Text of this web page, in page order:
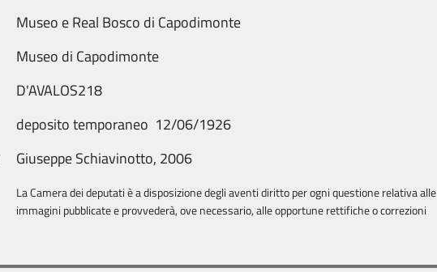
Museo e Real Bosco di Capodimonte
Museo di Capodimonte
D'AVALOS218
deposito temporaneo 12/06/1926
Giuseppe Schiavinotto, 2006
La Camera dei deputati è a disposizione degli aventi diritto per ogni questione relativa alle
immagini pubblicate e provvederà, ove necessario, alle opportune rettifiche o correzioni